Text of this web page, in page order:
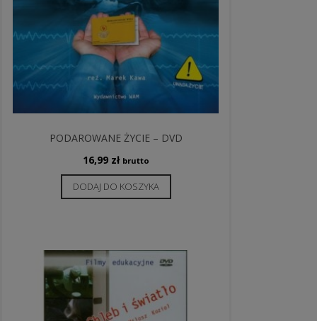
PODAROWANE ŻYCIE – DVD
16,99 zł brutto
DODAJ DO KOSZYKA